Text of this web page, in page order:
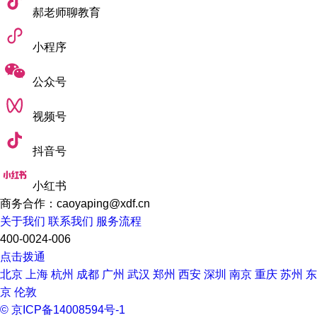
郝老师聊教育
小程序
公众号
视频号
抖音号
小红书
商务合作：caoyaping@xdf.cn
关于我们 联系我们 服务流程
400-0024-006
点击拨通
北京
上海 杭州 成都 广州 武汉 郑州 西安 深圳 南京 重庆 苏州 东
京 伦敦
© 京ICP备14008594号-1